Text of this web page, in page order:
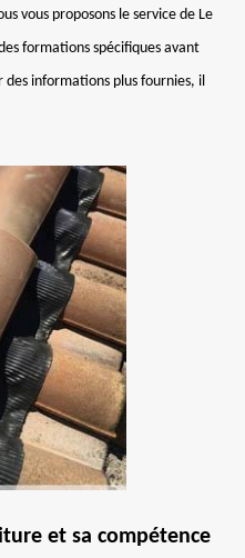
vous proposons le service de Le
formations spécifiques avant
informations plus fournies, il
et sa compétence